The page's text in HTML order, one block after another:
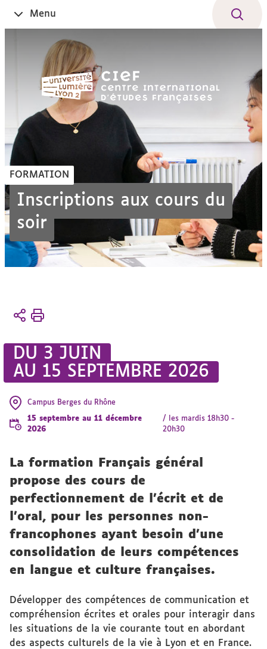
Ouvrir
le
Menu
FORMATION
Inscriptions aux cours du
soir
Vous
Accueil
Cours
de
français
Cours
de
français
DU 3 JUIN
AU 15 SEPTEMBRE 2026
Campus Berges du Rhône
15 septembre au 11 décembre
2026
/ les mardis 18h30 -
20h30
La formation Français général
propose des cours de
perfectionnement de l’écrit et de
l’oral, pour les personnes non-
francophones ayant besoin d’une
consolidation de leurs compétences
en langue et culture françaises.
Développer des compétences de communication et
compréhension écrites et orales pour interagir dans
les situations de la vie courante tout en abordant
des aspects culturels de la vie à Lyon et en France.